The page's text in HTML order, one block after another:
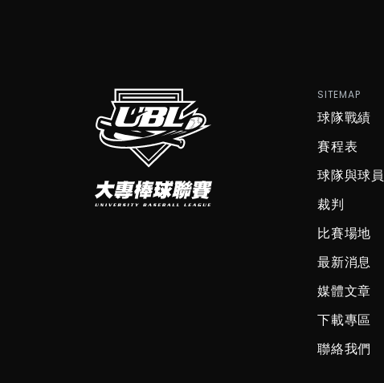
SITEMAP
球隊戰績
賽程表
球隊與球員
裁判
比賽場地
最新消息
媒體文章
下載專區
聯絡我們